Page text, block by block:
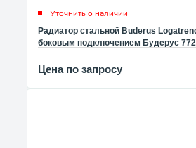
Уточнить о наличии
Радиатор стальной Buderus
боковым подключением Будерус
Цена по запросу